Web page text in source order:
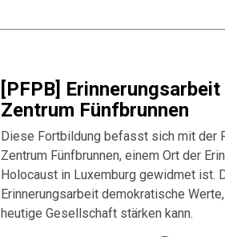
[PFPB]
Zentrum Fünfbrunnen
Diese Fortbildung befasst sich mit der
Zentrum Fünfbrunnen, einem Ort der
Holocaust in Luxemburg gewidmet ist.
Erinnerungsarbeit demokratische
heutige Gesellschaft stärken kann.